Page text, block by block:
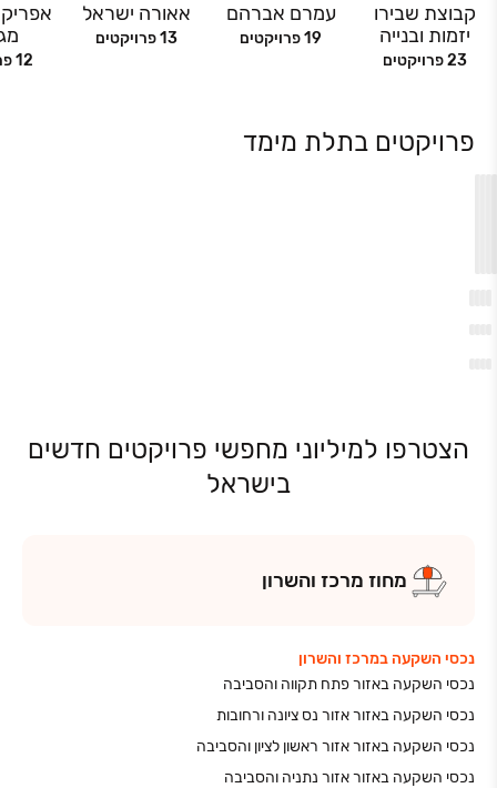
קבוצת שבירו
יזמות ובנייה
23פרויקטים
עמרם אברהם
19פרויקטים
אאורה ישראל
13פרויקטים
12
פרויקטים בתלת מימד
הצטרפו למיליוני מחפשי פרויקטים חדשים
בישראל
מחוז מרכז והשרון
נכסי השקעה במרכז והשרון
נכסי השקעה באזור פתח תקווה והסביבה
נכסי השקעה באזור אזור נס ציונה ורחובות
נכסי השקעה באזור אזור ראשון לציון והסביבה
נכסי השקעה באזור אזור נתניה והסביבה